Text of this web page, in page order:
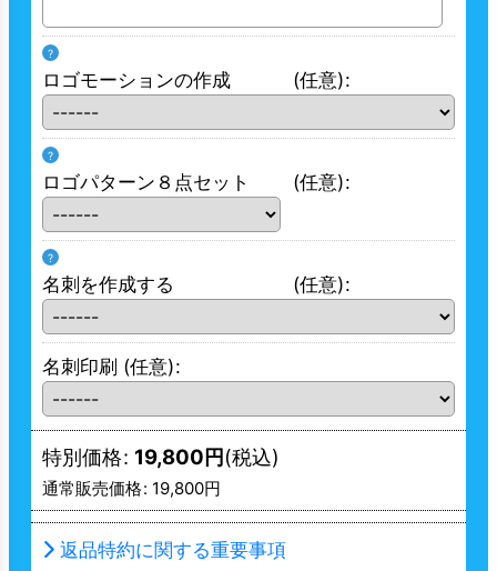
?
ロゴモーションの作成 (任意):
?
ロゴパターン８点セット (任意):
?
名刺を作成する (任意):
名刺印刷 (任意):
特別価格: 19,800円(税込)
通常販売価格: 19,800円
返品特約に関する重要事項